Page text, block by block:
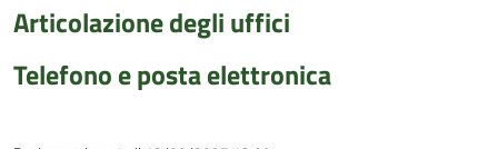
Articolazione degli uffici
Telefono e posta elettronica